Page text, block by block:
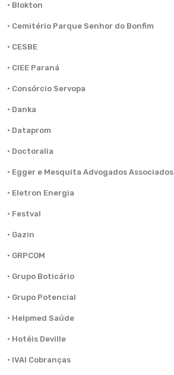
· Blokton
· Cemitério Parque Senhor do Bonfim
· CESBE
· CIEE Paraná
· Consórcio Servopa
· Danka
· Dataprom
· Doctoralia
· Egger e Mesquita Advogados Associados
· Eletron Energia
· Festval
· Gazin
· GRPCOM
· Grupo Boticário
· Grupo Potencial
· Helpmed Saúde
· Hotéis Deville
· IVAI Cobranças